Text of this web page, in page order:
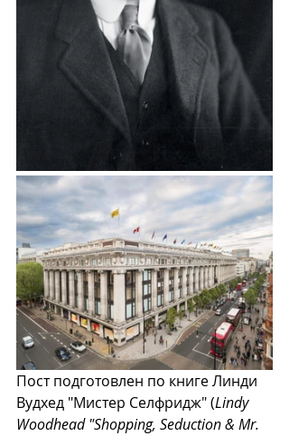
Пост подготовлен по книге Линди
Вудхед "Мистер Селфридж" (Lindy
Woodhead "Shopping, Seduction & Mr.